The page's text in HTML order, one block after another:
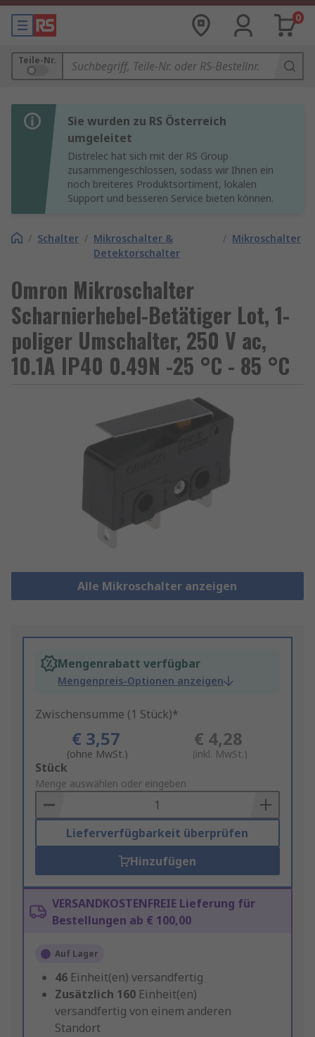
0
Teile-Nr.
Sie wurden zu RS Österreich
umgeleitet
Distrelec hat sich mit der RS Group
zusammengeschlossen, sodass wir Ihnen ein
noch breiteres Produktsortiment, lokalen
Support und besseren Service bieten können.
/ Schalter / Mikroschalter &
Detektorschalter
/ Mikroschalter
Omron Mikroschalter
Scharnierhebel-Betätiger Lot, 1-
poliger Umschalter, 250 V ac,
10.1A IP40 0.49N -25 °C - 85 °C
Alle Mikroschalter anzeigen
Mengenrabatt verfügbar
Mengenpreis-Optionen anzeigen
Zwischensumme (1 Stück)*
€ 3,57
(ohne MwSt.)
€ 4,28
(inkl. MwSt.)
Add
to
Basket
Stück
Menge auswählen oder eingeben
Lieferverfügbarkeit überprüfen
Hinzufügen
VERSANDKOSTENFREIE Lieferung für
Bestellungen ab € 100,00
Auf Lager
46 Einheit(en) versandfertig
Zusätzlich 160 Einheit(en)
versandfertig von einem anderen
Standort